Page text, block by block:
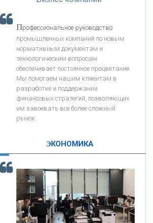
«РОСЕВРОБАНК»
«ПРЕСС-СЛУЖБА ВТБ24»
«АВТОГРАДБАНК»
КОНТАКТЫ
«Интервью»
Скорость - один из главных трендов в
кредитовании бизнеса - «Интервью»
Профессиональное руководство
промышленных компаний по новым
нормативным документам и
технологическим вопросам
обеспечивает постоянное процветание.
Мы помогаем нашим клиентам в
разработке и поддержании
финансовых стратегий, позволяющих
им завоевать все более сложный
рынок.
ЭКОНОМИКА